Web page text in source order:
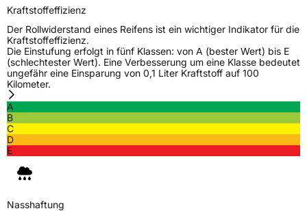
Kraftstoffeffizienz
Der Rollwiderstand eines Reifens ist ein wichtiger Indikator für die
Kraftstoffeffizienz.
Die Einstufung erfolgt in fünf Klassen: von A (bester Wert) bis E
(schlechtester Wert). Eine Verbesserung um eine Klasse bedeutet
ungefähr eine Einsparung von 0,1 Liter Kraftstoff auf 100
Kilometer.
A
B
C
D
E
Nasshaftung